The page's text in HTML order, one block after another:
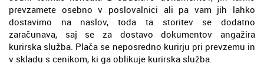
prevzamete osebno v poslovalnici ali pa vam jih lahko
dostavimo na naslov, toda ta storitev se dodatno
zaračunava, saj se za dostavo dokumentov angažira
kurirska služba. Plača se neposredno kurirju pri prevzemu in
v skladu s cenikom, ki ga oblikuje kurirska služba.